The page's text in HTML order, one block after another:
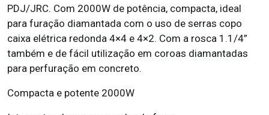
PDJ/JRC. Com 2000W de potência, compacta, ideal
para furação diamantada com o uso de serras copo
caixa elétrica redonda 4×4 e 4×2. Com a rosca 1.1/4”
também e de fácil utilização em coroas diamantadas
para perfuração em concreto.
Compacta e potente 2000W